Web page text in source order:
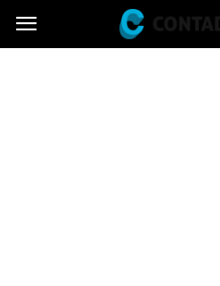
Contador.pl